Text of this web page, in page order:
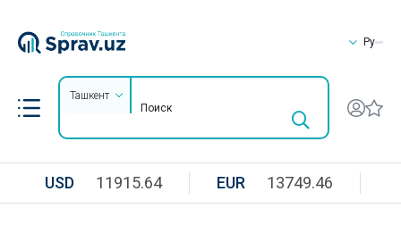
Ру
Ташкент
USD 11915.64 EUR 13749.46